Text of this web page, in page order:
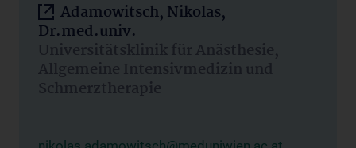
Adamowitsch, Nikolas,
Dr.med.univ.
Universitätsklinik für Anästhesie,
Allgemeine Intensivmedizin und
Schmerztherapie